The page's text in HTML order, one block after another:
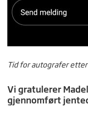
Tid for autografer
Vi gratulerer
gjennomført